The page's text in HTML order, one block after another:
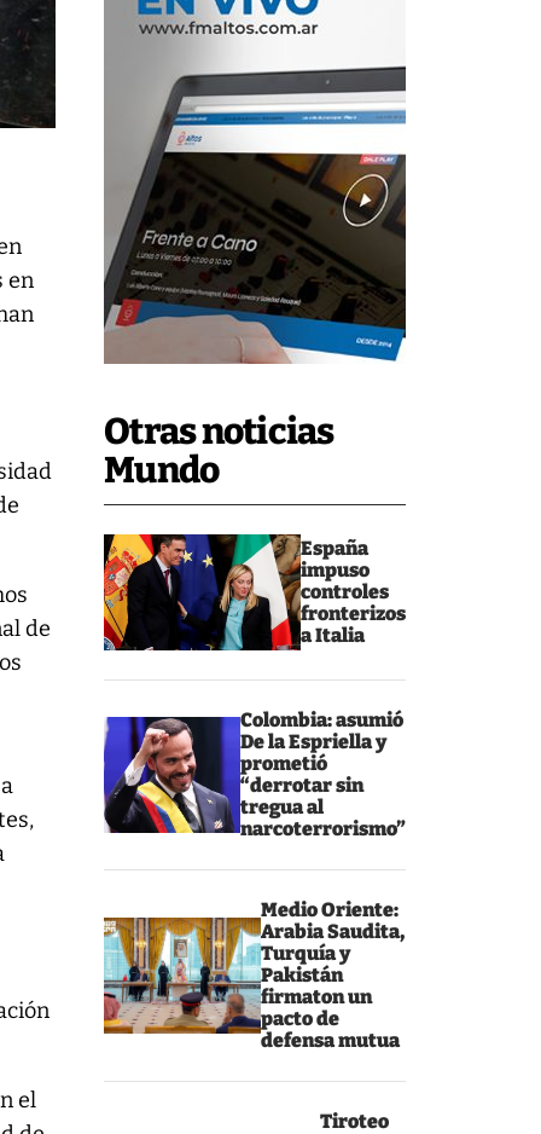
Otras noticias
Mundo
España
impuso
controles
fronterizos
a Italia
Colombia: asumió
De la Espriella y
prometió
“derrotar sin
tregua al
narcoterrorismo”
Medio Oriente:
Arabia Saudita,
Turquía y
Pakistán
firmaton un
pacto de
defensa mutua
Tiroteo
en
de
el